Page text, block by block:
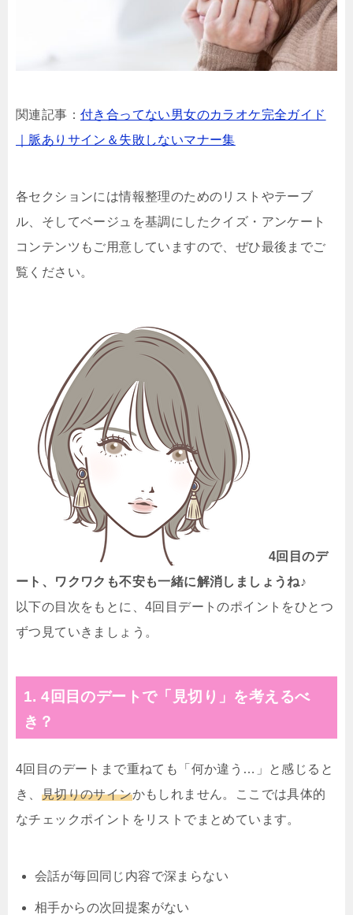
関連記事： 付き合ってない男女のカラオケ完全ガイド
｜脈ありサイン＆失敗しないマナー集
各セクションには情報整理のためのリストやテーブ
ル、そしてベージュを基調にしたクイズ・アンケート
コンテンツもご用意していますので、ぜひ最後までご
覧ください。
4回目のデ
ート、ワクワクも不安も一緒に解消しましょうね♪
以下の目次をもとに、4回目デートのポイントをひとつ
ずつ見ていきましょう。
1. 4回目のデートで「見切り」を考えるべ
き？
4回目のデートまで重ねても「何か違う…」と感じると
き、 見切りのサインかもしれません。ここでは具体的
なチェックポイントをリストでまとめています。
会話が毎回同じ内容で深まらない
相手からの次回提案がない